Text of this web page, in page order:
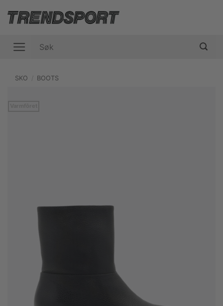
etter:
SKO / BOOTS